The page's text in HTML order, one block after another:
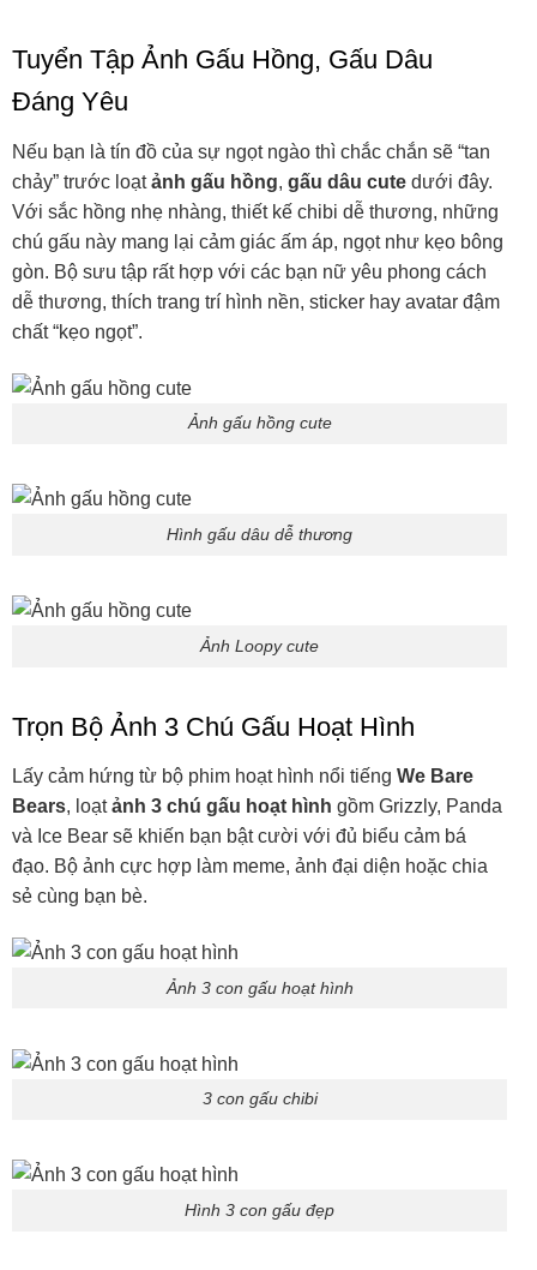
Tuyển Tập Ảnh Gấu Hồng, Gấu Dâu
Đáng Yêu
Nếu bạn là tín đồ của sự ngọt ngào thì chắc chắn sẽ “tan
chảy” trước loạtảnh gấu hồng, gấu dâu cute dưới đây.
Với sắc hồng nhẹ nhàng, thiết kế chibi dễ thương, những
chú gấu này mang lại cảm giác ấm áp, ngọt như kẹo bông
gòn. Bộ sưu tập rất hợp với các bạn nữ yêu phong cách
dễ thương, thích trang trí hình nền, sticker hay avatar đậm
chất “kẹo ngọt”.
Ảnh gấu hồng cute
Hình gấu dâu dễ thương
Ảnh Loopy cute
Trọn Bộ Ảnh 3 Chú Gấu Hoạt Hình
Lấy cảm hứng từ bộ phim hoạt hình nổi tiếng We Bare
Bears, loạtảnh 3 chú gấu hoạt hình gồm Grizzly, Panda
và Ice Bear sẽ khiến bạn bật cười với đủ biểu cảm bá
đạo. Bộ ảnh cực hợp làm meme, ảnh đại diện hoặc chia
sẻ cùng bạn bè.
Ảnh 3 con gấu hoạt hình
3 con gấu chibi
Hình 3 con gấu đẹp